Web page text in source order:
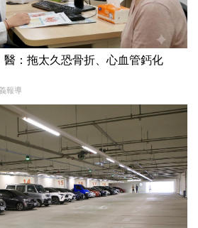
：拖太久恐骨折、心血管鈣化
報導